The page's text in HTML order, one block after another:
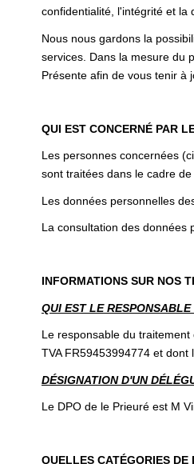
confidentialité, l'intégrité et la
Nous nous gardons la
services. Dans la mesure du
Présente afin de vous tenir à
QUI EST CONCERNÉ PAR
Les personnes concernées
sont traitées dans le cadre
Les données personnelles
La consultation des données
INFORMATIONS SUR NOS
QUI EST LE
Le responsable du
TVA FR59453994774 et dont
DÉSIGNATION D'UN
Le DPO de le Prieuré est M
QUELLES CATÉGORIES DE